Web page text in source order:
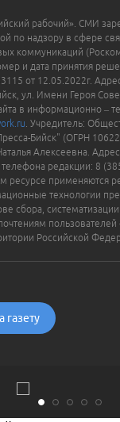
рабочий». СМИ
по надзору в сфере
коммуникаций
и дата принятия
от 12.05.2022г.
ул. Имени Героя
в информационно –
. Учредитель:
Бийск" (ОГРН
Алексеевна.
телефона редакции: 8
ресурсе применяются
технологии
сбора, систематизации
пользователей
Российской
газету